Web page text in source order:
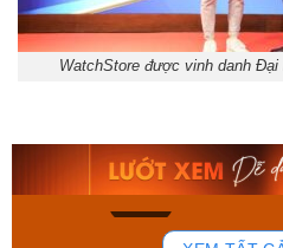
WatchStore được vinh danh
139
Mua ngay